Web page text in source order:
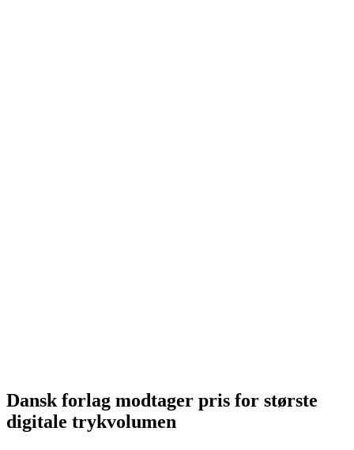
Dansk forlag modtager pris for største
digitale trykvolumen